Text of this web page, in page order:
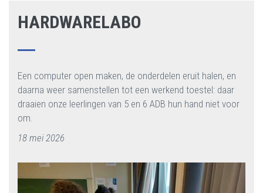
HARDWARELABO
Een computer open maken, de onderdelen eruit halen, en
daarna weer samenstellen tot een werkend toestel: daar
draaien onze leerlingen van 5 en 6 ADB hun hand niet voor
om.
18 mei 2026